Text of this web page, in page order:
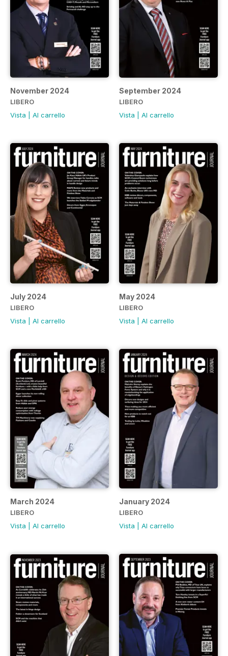
November 2024
LIBERO
Vista
Al carrello
September 2024
LIBERO
Vista
Al carrello
July 2024
LIBERO
Vista
Al carrello
May 2024
LIBERO
Vista
Al carrello
March 2024
LIBERO
Vista
Al carrello
January 2024
LIBERO
Vista
Al carrello